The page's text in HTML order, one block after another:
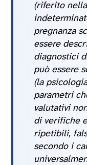
(riferito
pregnanza
essere
diagnostici
può essere
(la
parametri
valutativi
di verifiche
ripetibili,
secondo i